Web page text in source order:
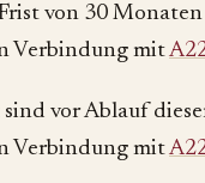
von 30
Verbindung mit
vor Ablauf
Verbindung mit